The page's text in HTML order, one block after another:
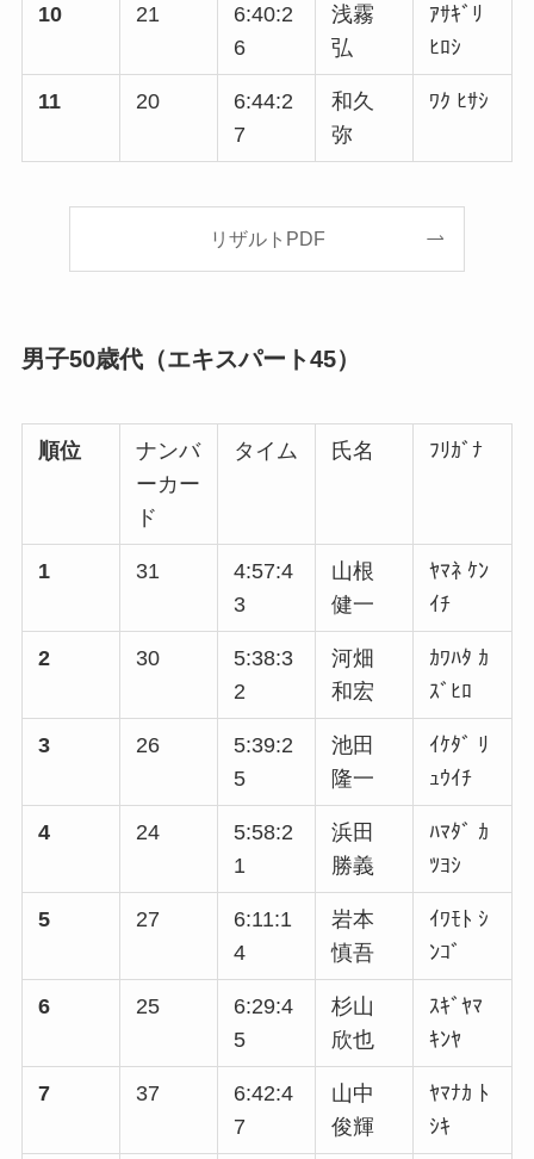
10 21
6:40:2
6
浅霧
弘
ｱｻｷﾞﾘ
ﾋﾛｼ
11 20
6:44:2
7
和久
弥
ﾜｸ ﾋｻｼ
リザルトPDF
男子50歳代（エキスパート45）
順位
ナンバ
ーカー
ド
タイム 氏名 ﾌﾘｶﾞﾅ
1 31
4:57:4
3
山根
健一
ﾔﾏﾈ ｹﾝ
ｲﾁ
2 30
5:38:3
2
河畑
和宏
ｶﾜﾊﾀ ｶ
ｽﾞﾋﾛ
3 26
5:39:2
5
池田
隆一
ｲｹﾀﾞ ﾘ
ｭｳｲﾁ
4 24
5:58:2
1
浜田
勝義
ﾊﾏﾀﾞ ｶ
ﾂﾖｼ
5 27
6:11:1
4
岩本
慎吾
ｲﾜﾓﾄ ｼ
ﾝｺﾞ
6 25
6:29:4
5
杉山
欣也
ｽｷﾞﾔﾏ
ｷﾝﾔ
7 37
6:42:4
7
山中
俊輝
ﾔﾏﾅｶ ﾄ
ｼｷ